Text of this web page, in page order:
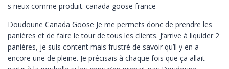
s rieux comme produit. canada goose france
Doudoune Canada Goose Je me permets donc de prendre les
panières et de faire le tour de tous les clients. J’arrive à liquider 2
panières, je suis content mais frustré de savoir qu’il y en a
encore une de pleine. Je précisais à chaque fois que ça allait